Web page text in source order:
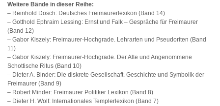
Weitere Bände in dieser Reihe:
– Reinhold Dosch: Deutsches Freimaurerlexikon (Band 14)
– Gotthold Ephraim Lessing: Ernst und Falk – Gespräche für Freimaurer
(Band 12)
– Gabor Kiszely: Freimaurer-Hochgrade. Lehrarten und Pseudoriten (Band
11)
– Gabor Kiszely: Freimaurer-Hochgrade. Der Alte und Angenommene
Schottische Ritus (Band 10)
– Dieter A. Binder: Die diskrete Gesellschaft. Geschichte und Symbolik der
Freimaurer (Band 9)
– Robert Minder: Freimaurer Politiker Lexikon (Band 8)
– Dieter H. Wolf: Internationales Templerlexikon (Band 7)